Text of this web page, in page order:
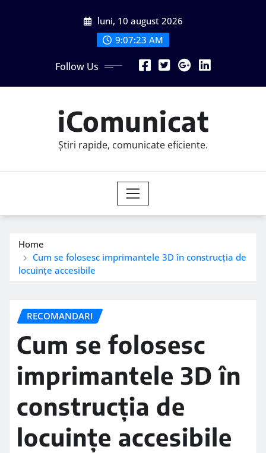
luni, 10 august 2026
9:07:25 AM
Follow Us
iComunicat
Știri rapide, comunicate eficiente.
Home
Cum se folosesc imprimantele 3D în construcția de
locuințe accesibile
RECOMANDARI
Cum se folosesc
imprimantele 3D în
construcția de
locuințe accesibile